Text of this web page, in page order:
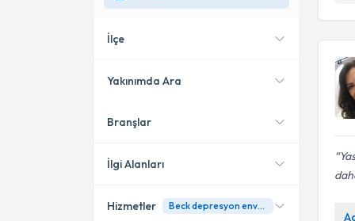
İlçe
Kadıköy
Bakırköy
Yakınımda Ara
Konumuma yakın uzmanları
Branşlar
Psikoloji
İlgi Alanları
Hizmetler Beck depresyon envanteri